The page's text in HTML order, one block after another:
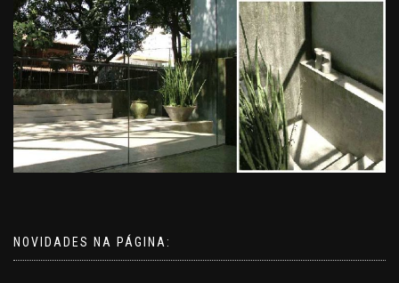
NOVIDADES NA PÁGINA: